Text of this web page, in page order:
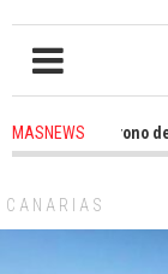
MASNEWS
el trono de THE
CANARIAS